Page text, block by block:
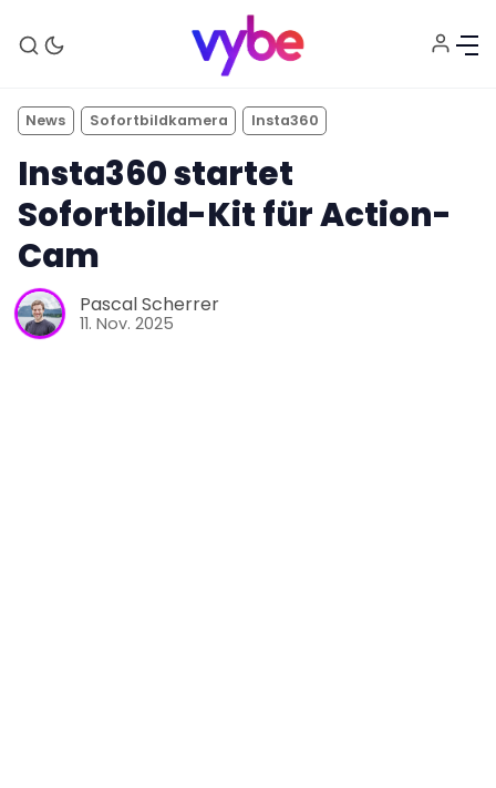
News Sofortbildkamera Insta360
Insta360 startet
Sofortbild-Kit für Action-
Cam
Pascal Scherrer
11. Nov. 2025